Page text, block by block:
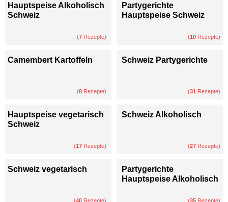
Hauptspeise Alkoholisch
Schweiz
(7 Rezepte)
Partygerichte
Hauptspeise Schweiz
(10 Rezepte)
Camembert Kartoffeln
(8 Rezepte)
Schweiz Partygerichte
(31 Rezepte)
Hauptspeise vegetarisch
Schweiz
(17 Rezepte)
Schweiz Alkoholisch
(27 Rezepte)
Schweiz vegetarisch
(40 Rezepte)
Partygerichte
Hauptspeise Alkoholisch
(35 Rezepte)